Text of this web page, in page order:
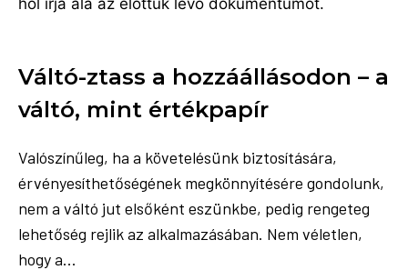
Váltó-ztass a hozzáállásodon – a
váltó, mint értékpapír
Valószínűleg, ha a követelésünk biztosítására,
érvényesíthetőségének megkönnyítésére gondolunk,
nem a váltó jut elsőként eszünkbe, pedig rengeteg
lehetőség rejlik az alkalmazásában. Nem véletlen,
hogy a...